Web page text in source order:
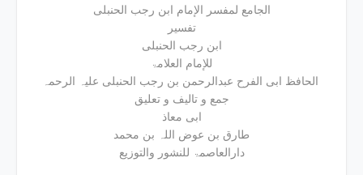
الجامع لمفسر الإمام ابن رجب الحنبلی
تفسير
ابن رجب الحنبلی
للإمام العلامۃ
جمع و تالیف و تعلیق
ابی معاذ
طارق بن عوض اللہ بن محمد
دارالعاصمۃ للنشور والتوزيع